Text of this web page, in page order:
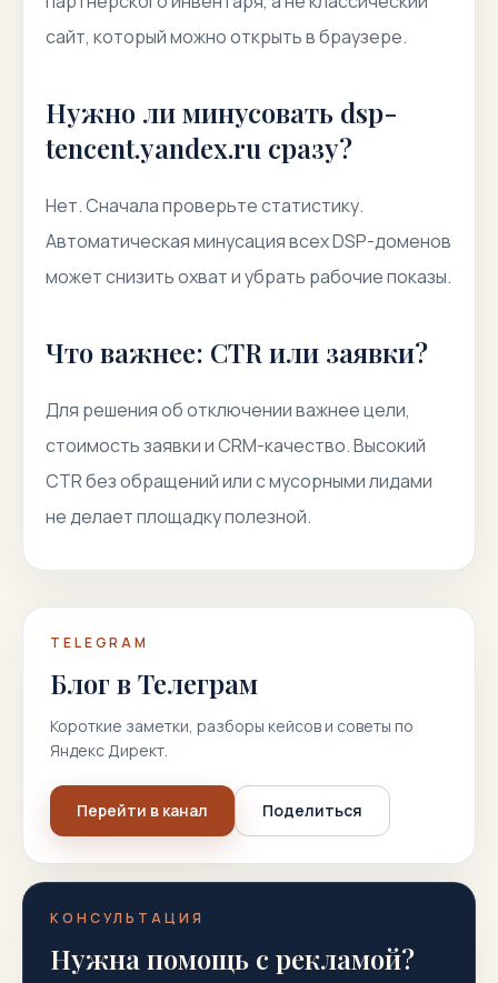
сайт, который можно открыть в браузере.
Нужно ли минусовать dsp-
tencent.yandex.ru сразу?
Нет. Сначала проверьте статистику.
Автоматическая минусация всех DSP-доменов
может снизить охват и убрать рабочие показы.
Что важнее: CTR или заявки?
Для решения об отключении важнее цели,
стоимость заявки и CRM-качество. Высокий
CTR без обращений или с мусорными лидами
не делает площадку полезной.
TELEGRAM
Блог в Телеграм
Короткие заметки, разборы кейсов и советы по
Яндекс Директ.
Перейти в канал Поделиться
КОНСУЛЬТАЦИЯ
Нужна помощь с рекламой?